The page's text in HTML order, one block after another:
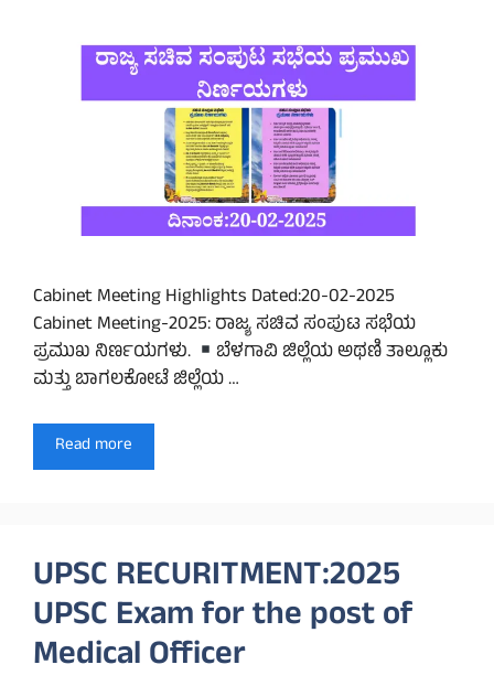
Cabinet Meeting Highlights Dated:20-02-2025
Cabinet Meeting-2025: ರಾಜ್ಯ ಸಚಿವ ಸಂಪುಟ ಸಭೆಯ
ಪ್ರಮುಖ ನಿರ್ಣಯಗಳು.
ಬೆಳಗಾವಿ ಜಿಲ್ಲೆಯ ಅಥಣಿ ತಾಲ್ಲೂಕು
ಮತ್ತು ಬಾಗಲಕೋಟೆ ಜಿಲ್ಲೆಯ …
Read more
UPSC RECURITMENT:2025
UPSC Exam for the post of
Medical Officer